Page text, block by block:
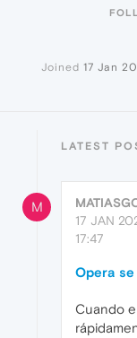
Joined 17 Jan
LATEST
M
17 JAN
17:47
Opera
Cuando